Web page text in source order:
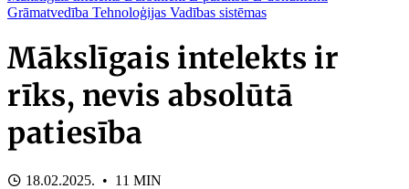
Grāmatvedība Tehnoloģijas Vadības sistēmas
Mākslīgais intelekts ir
rīks, nevis absolūtā
patiesība
18.02.2025. • 11 MIN